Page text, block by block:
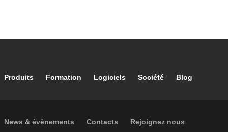
Footer main navigation
Produits Formation Logiciels Société Blog
Footer secondary navigation
News & évènements Contacts Rejoignez nous